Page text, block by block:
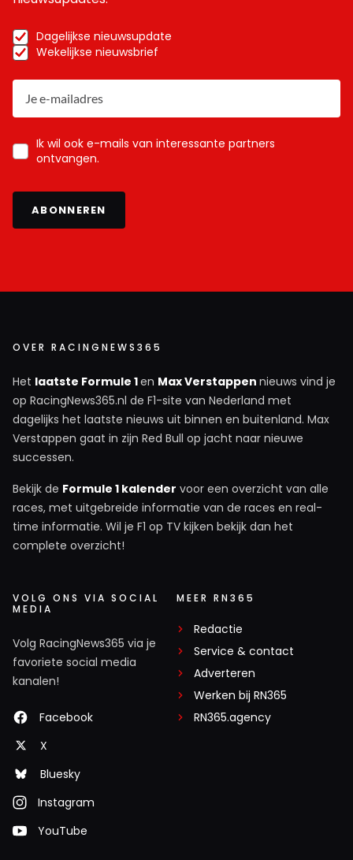
Dagelijkse nieuwsupdate
Wekelijkse nieuwsbrief
Ik wil ook e-mails van interessante partners
ontvangen.
ABONNEREN
OVER RACINGNEWS365
Het laatste Formule 1en Max Verstappen nieuws vind je
op RacingNews365.nl de F1-site van Nederland met
dagelijks het laatste nieuws uit binnen en buitenland. Max
Verstappen gaat in zijn Red Bull op jacht naar nieuwe
successen.
Bekijk de Formule 1 kalender voor een overzicht van alle
races, met uitgebreide informatie van de races en real-
time informatie. Wil je F1 op TV kijken bekijk dan het
complete overzicht!
VOLG ONS VIA SOCIAL
MEDIA
Volg RacingNews365 via je
favoriete social media
kanalen!
Facebook
X
Bluesky
Instagram
YouTube
MEER RN365
Redactie
Service & contact
Adverteren
Werken bij RN365
RN365.agency